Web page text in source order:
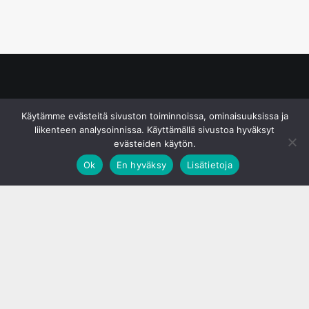
Käytämme evästeitä sivuston toiminnoissa, ominaisuuksissa ja
liikenteen analysoinnissa. Käyttämällä sivustoa hyväksyt
evästeiden käytön.
Ok
En hyväksy Lisätietoja